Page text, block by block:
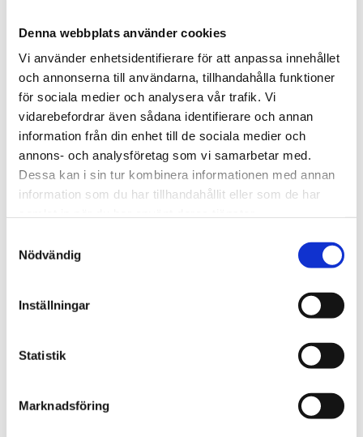
Denna webbplats använder cookies
Vi använder enhetsidentifierare för att anpassa innehållet
och annonserna till användarna, tillhandahålla funktioner
för sociala medier och analysera vår trafik. Vi
vidarebefordrar även sådana identifierare och annan
information från din enhet till de sociala medier och
annons- och analysföretag som vi samarbetar med.
Dessa kan i sin tur kombinera informationen med annan
information som du har tillhandahållit eller som de har
Nödvändig
Inställningar
Statistik
Marknadsföring
7 020,00KR
Antal
Lagervara
Artikelnr
20261470